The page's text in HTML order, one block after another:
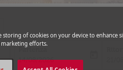
Partenza
fc-booking-departure-date-aria-
14/08/2026
fc-
storing of cookies on your device to enhance
marketing efforts.